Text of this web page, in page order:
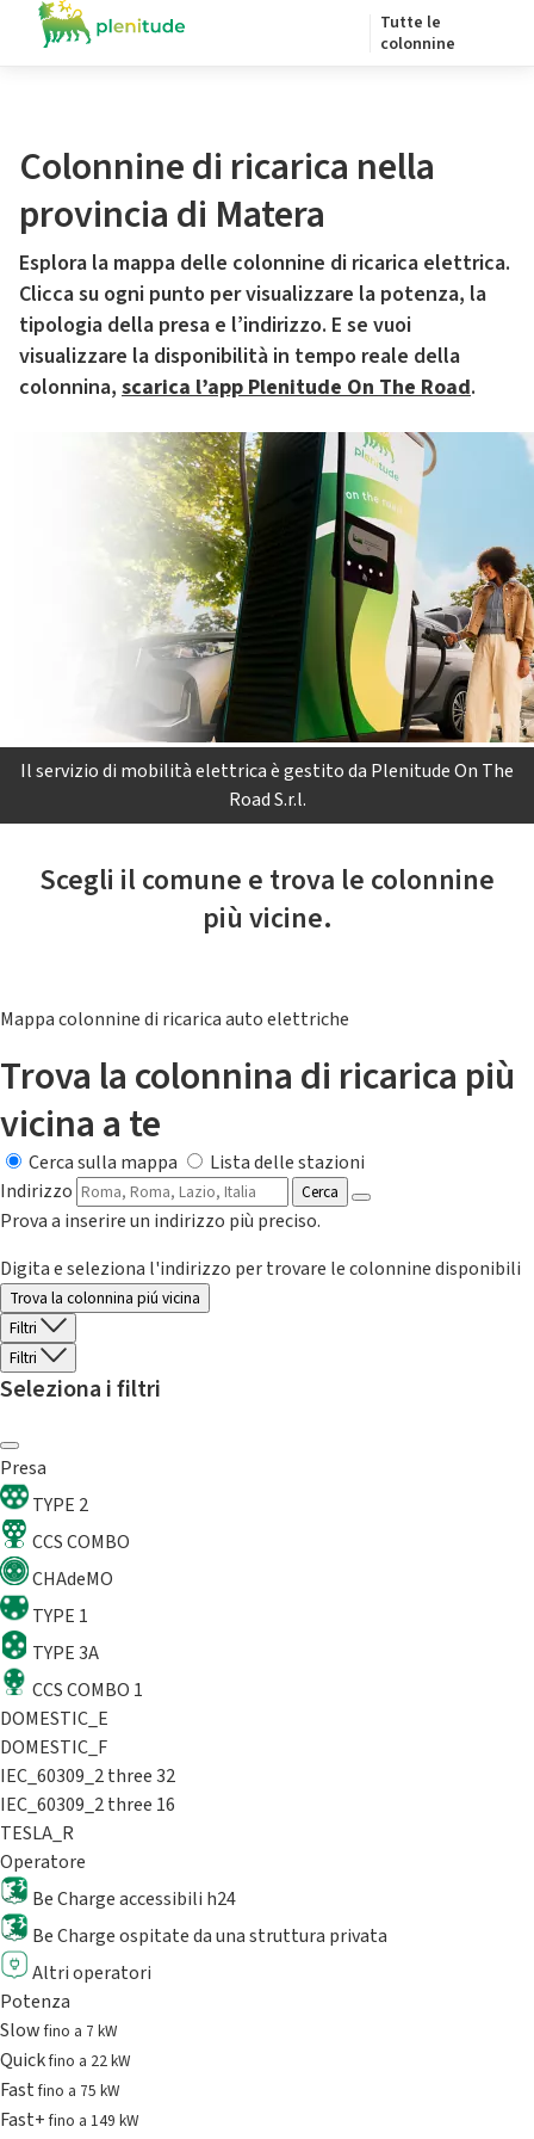
Tutte le
colonnine
Colonnine di ricarica nella
provincia di Matera
Esplora la mappa delle colonnine di ricarica elettrica.
Clicca su ogni punto per visualizzare la potenza, la
tipologia della presa e l’indirizzo. E se vuoi
visualizzare la disponibilità in tempo reale della
colonnina, scarica l’app Plenitude On The Road.
Il servizio di mobilità elettrica è gestito da Plenitude On The
Road S.r.l.
Scegli il comune e trova le colonnine
più vicine.
Mappa colonnine di ricarica auto elettriche
Trova la colonnina di ricarica più
vicina a te
Cerca sulla mappa
Lista delle stazioni
Indirizzo
Cerca
Prova a inserire un indirizzo più preciso.
Digita e seleziona l'indirizzo per trovare le colonnine disponibili
Trova la colonnina piú vicina
Filtri
Filtri
Seleziona i filtri
Presa
TYPE 2
CCS COMBO
CHAdeMO
TYPE 1
TYPE 3A
CCS COMBO 1
DOMESTIC_E
DOMESTIC_F
IEC_60309_2 three 32
IEC_60309_2 three 16
TESLA_R
Operatore
Be Charge accessibili h24
Be Charge ospitate da una struttura privata
Altri operatori
Potenza
Slowfino a 7 kW
Quickfino a 22 kW
Fastfino a 75 kW
Fast+fino a 149 kW